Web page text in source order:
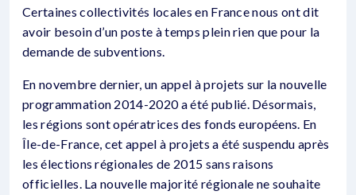
Certaines collectivités locales en France nous ont dit
avoir besoin d’un poste à temps plein rien que pour la
demande de subventions.
En novembre dernier, un appel à projets sur la nouvelle
programmation 2014-2020 a été publié. Désormais,
les régions sont opératrices des fonds européens. En
Île-de-France, cet appel à projets a été suspendu après
les élections régionales de 2015 sans raisons
officielles. La nouvelle majorité régionale ne souhaite